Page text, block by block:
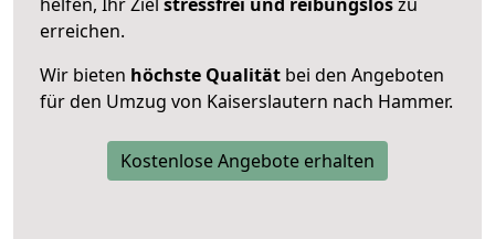
erreichen.
Wir bieten höchste Qualität bei den Angeboten
für den Umzug von Kaiserslautern nach Hammer.
Kostenlose Angebote erhalten